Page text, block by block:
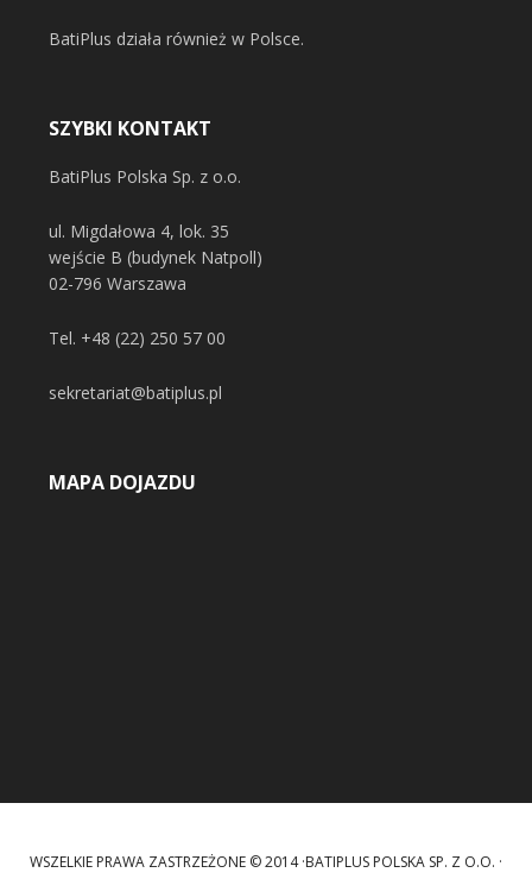
BatiPlus działa również w Polsce.
SZYBKI KONTAKT
BatiPlus Polska Sp. z o.o.
ul. Migdałowa 4, lok. 35
wejście B (budynek Natpoll)
02-796 Warszawa
Tel. +48 (22) 250 57 00
sekretariat@batiplus.pl
MAPA DOJAZDU
WSZELKIE PRAWA ZASTRZEŻONE © 2014 ·BATIPLUS POLSKA SP. Z O.O. ·